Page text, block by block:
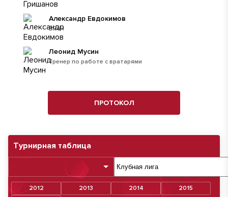
Турнирная таблица
2012 2013 2014
2015
ВРАЧ
Александр Евдокимов
Тренер по работе с вратарями
Леонид Мусин
ПРОТОКОЛ